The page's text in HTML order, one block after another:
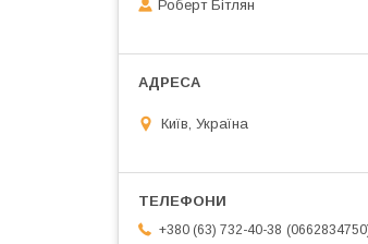
Роберт Бітлян
Київ, Україна
+380 (63) 732-40-38 0662834750